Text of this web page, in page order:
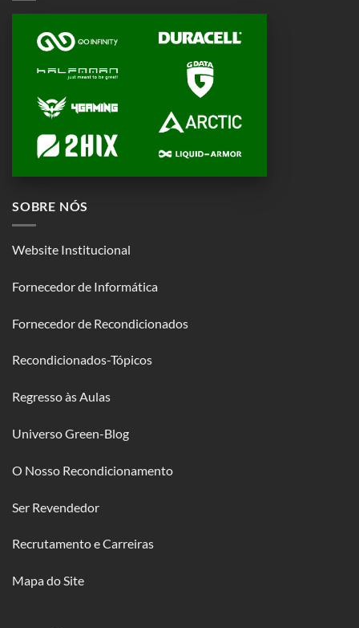
SOBRE NÓS
Website Institucional
Fornecedor de Informática
Fornecedor de Recondicionados
Recondicionados-Tópicos
Regresso às Aulas
Universo Green-Blog
O Nosso Recondicionamento
Ser Revendedor
Recrutamento e Carreiras
Mapa do Site